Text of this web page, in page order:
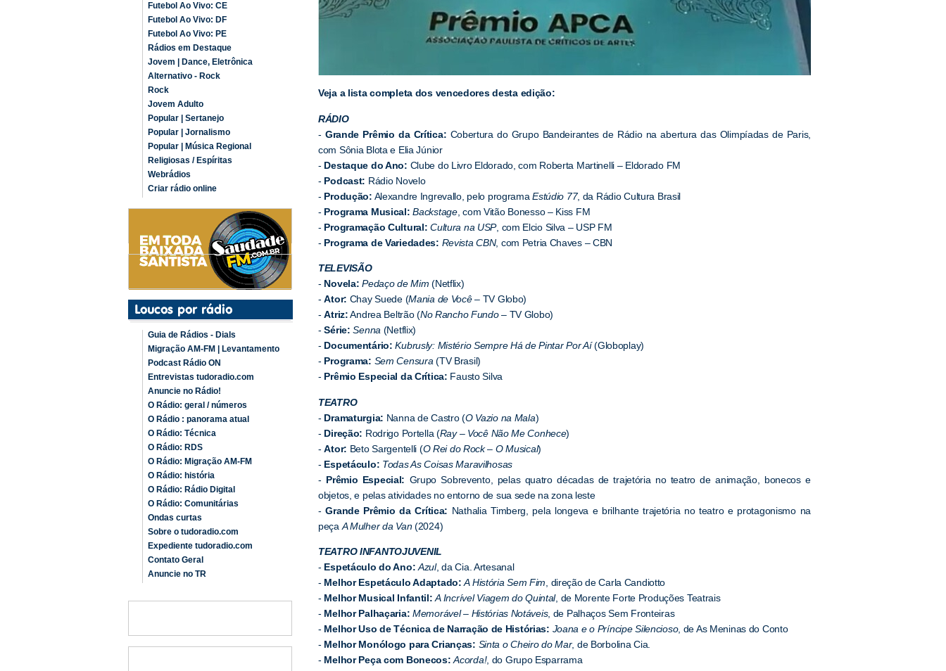
Futebol Ao Vivo: CE
Futebol Ao Vivo: DF
Futebol Ao Vivo: PE
Rádios em Destaque
Jovem | Dance, Eletrônica
Alternativo - Rock
Rock
Jovem Adulto
Popular | Sertanejo
Popular | Jornalismo
Popular | Música Regional
Religiosas / Espíritas
Webrádios
Criar rádio online
Guia de Rádios - Dials
Migração AM-FM | Levantamento
Podcast Rádio ON
Entrevistas tudoradio.com
Anuncie no Rádio!
O Rádio: geral / números
O Rádio : panorama atual
O Rádio: Técnica
O Rádio: RDS
O Rádio: Migração AM-FM
O Rádio: história
O Rádio: Rádio Digital
O Rádio: Comunitárias
Ondas curtas
Sobre o tudoradio.com
Expediente tudoradio.com
Contato Geral
Anuncie no TR
Veja a lista completa dos vencedores desta edição:
RÁDIO
- Grande Prêmio da Crítica: Cobertura do Grupo Bandeirantes de Rádio na abertura das Olimpíadas de Paris,
com Sônia Blota e Elia Júnior
- Destaque do Ano: Clube do Livro Eldorado, com Roberta Martinelli – Eldorado FM
- Podcast: Rádio Novelo
- Produção: Alexandre Ingrevallo, pelo programaEstúdio 77, da Rádio Cultura Brasil
- Programa Musical: Backstage, com Vitão Bonesso – Kiss FM
- Programação Cultural: Cultura na USP, com Elcio Silva – USP FM
- Programa de Variedades: Revista CBN, com Petria Chaves – CBN
TELEVISÃO
- Novela: Pedaço de Mim (Netflix)
-Ator: Chay Suede (Mania de Você– TV Globo)
-Atriz:Andrea Beltrão (No Rancho Fundo– TV Globo)
-Série: Senna (Netflix)
- Documentário: Kubrusly: Mistério Sempre Há de Pintar Por Aí(Globoplay)
- Programa: Sem Censura (TV Brasil)
- Prêmio Especial da Crítica: Fausto Silva
TEATRO
- Dramaturgia: Nanna de Castro (O Vazio na Mala)
- Direção: Rodrigo Portella (Ray – Você Não Me Conhece)
-Ator: Beto Sargentelli (O Rei do Rock – O Musical)
- Espetáculo: Todas As Coisas Maravilhosas
- Prêmio Especial: Grupo Sobrevento, pelas quatro décadas de trajetória no teatro de animação, bonecos e
objetos, e pelas atividades no entorno de sua sede na zona leste
-Grande Prêmio da Crítica: Nathalia Timberg, pela longeva e brilhante trajetória no teatro e protagonismo na
peça A Mulher da Van(2024)
TEATRO INFANTOJUVENIL
- Espetáculo do Ano: Azul, da Cia. Artesanal
- Melhor Espetáculo Adaptado: A História Sem Fim , direção de Carla Candiotto
- Melhor Musical Infantil: A Incrível Viagem do Quintal, de Morente Forte Produções Teatrais
- Melhor Palhaçaria: Memorável – Histórias Notáveis, de Palhaços Sem Fronteiras
- Melhor Uso de Técnica de Narração de Histórias: Joana e o Príncipe Silencioso, de As Meninas do Conto
- Melhor Monólogo para Crianças: Sinta o Cheiro do Mar, de Borbolina Cia.
- Melhor Peça com Bonecos: Acorda!, do Grupo Esparrama